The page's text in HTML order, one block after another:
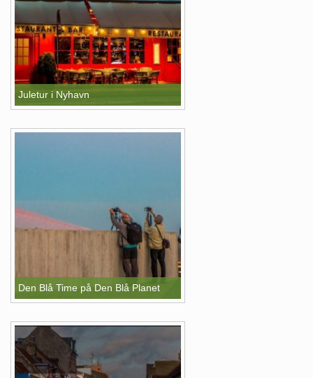
Juletur i Nyhavn
Den Blå Time på Den Blå Planet